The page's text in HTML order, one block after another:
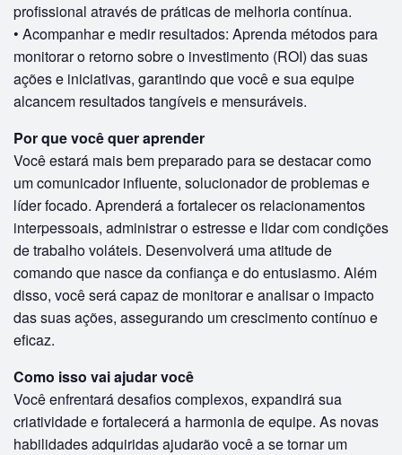
profissional através de práticas de melhoria contínua.
• Acompanhar e medir resultados: Aprenda métodos para
monitorar o retorno sobre o investimento (ROI) das suas
ações e iniciativas, garantindo que você e sua equipe
alcancem resultados tangíveis e mensuráveis.
Por que você quer aprender
Você estará mais bem preparado para se destacar como
um comunicador influente, solucionador de problemas e
líder focado. Aprenderá a fortalecer os relacionamentos
interpessoais, administrar o estresse e lidar com condições
de trabalho voláteis. Desenvolverá uma atitude de
comando que nasce da confiança e do entusiasmo. Além
disso, você será capaz de monitorar e analisar o impacto
das suas ações, assegurando um crescimento contínuo e
eficaz.
Como isso vai ajudar você
Você enfrentará desafios complexos, expandirá sua
criatividade e fortalecerá a harmonia de equipe. As novas
habilidades adquiridas ajudarão você a se tornar um